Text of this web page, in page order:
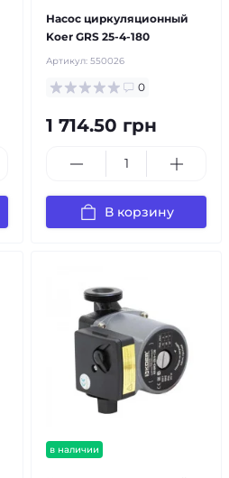
Насос циркуляционный
Koer GRS 25-4-180
Артикул: 550026
0
1 714.50 грн
В корзину
в наличии